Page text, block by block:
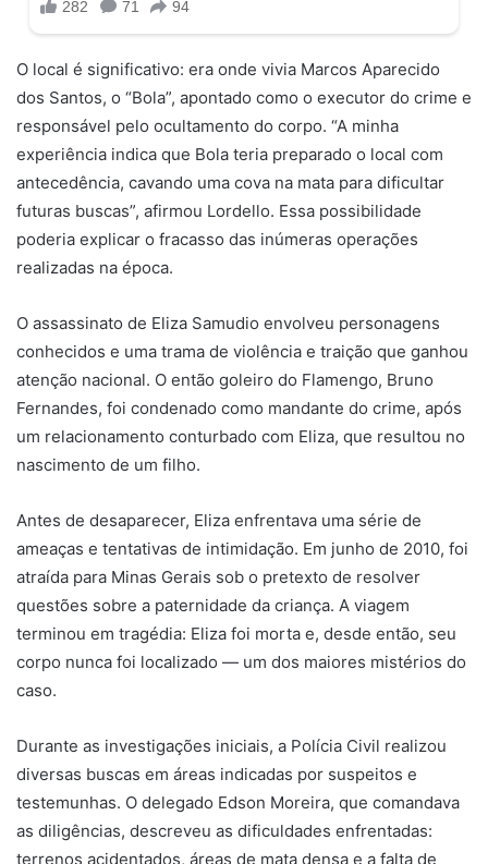
O local é significativo: era onde vivia Marcos Aparecido
dos Santos, o “Bola”, apontado como o executor do crime e
responsável pelo ocultamento do corpo. “A minha
experiência indica que Bola teria preparado o local com
antecedência, cavando uma cova na mata para dificultar
futuras buscas”, afirmou Lordello. Essa possibilidade
poderia explicar o fracasso das inúmeras operações
realizadas na época.
O assassinato de Eliza Samudio envolveu personagens
conhecidos e uma trama de violência e traição que ganhou
atenção nacional. O então goleiro do Flamengo, Bruno
Fernandes, foi condenado como mandante do crime, após
um relacionamento conturbado com Eliza, que resultou no
nascimento de um filho.
Antes de desaparecer, Eliza enfrentava uma série de
ameaças e tentativas de intimidação. Em junho de 2010, foi
atraída para Minas Gerais sob o pretexto de resolver
questões sobre a paternidade da criança. A viagem
terminou em tragédia: Eliza foi morta e, desde então, seu
corpo nunca foi localizado — um dos maiores mistérios do
caso.
Durante as investigações iniciais, a Polícia Civil realizou
diversas buscas em áreas indicadas por suspeitos e
testemunhas. O delegado Edson Moreira, que comandava
as diligências, descreveu as dificuldades enfrentadas:
terrenos acidentados, áreas de mata densa e a falta de